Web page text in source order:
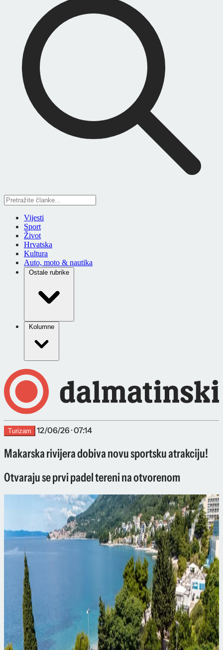
Vijesti
Sport
Život
Hrvatska
Kultura
Auto, moto & nautika
Ostale rubrike
Kolumne
Turizam 12/06/26 · 07:14
Makarska rivijera dobiva novu sportsku atrakciju!
Otvaraju se prvi padel tereni na otvorenom